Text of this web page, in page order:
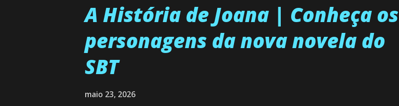
A História de Joana | Conheça os
personagens da nova novela do
SBT
maio 23, 2026